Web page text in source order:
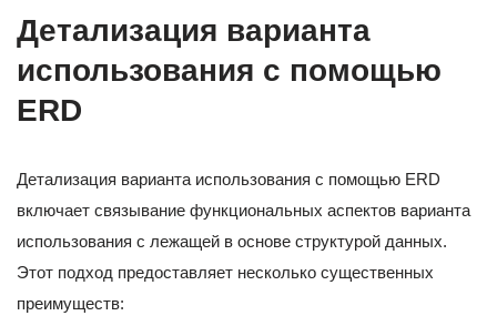
Детализация варианта
использования с помощью
ERD
Детализация варианта использования с помощью ERD
включает связывание функциональных аспектов варианта
использования с лежащей в основе структурой данных.
Этот подход предоставляет несколько существенных
преимуществ: